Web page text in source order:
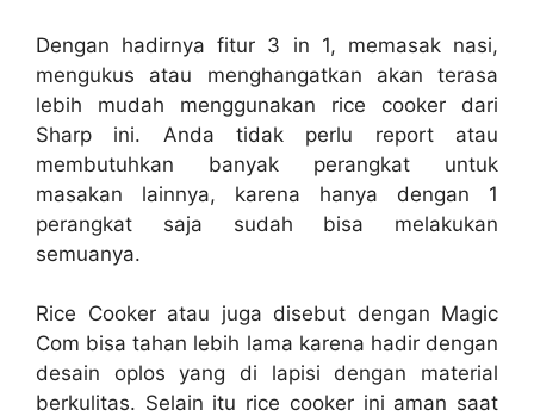
Dengan hadirnya fitur 3 in 1, memasak nasi,
mengukus atau menghangatkan akan terasa
lebih mudah menggunakan rice cooker dari
Sharp ini. Anda tidak perlu report atau
membutuhkan banyak perangkat untuk
masakan lainnya, karena hanya dengan 1
perangkat saja sudah bisa melakukan
semuanya.
Rice Cooker atau juga disebut dengan Magic
Com bisa tahan lebih lama karena hadir dengan
desain oplos yang di lapisi dengan material
berkulitas. Selain itu rice cooker ini aman saat